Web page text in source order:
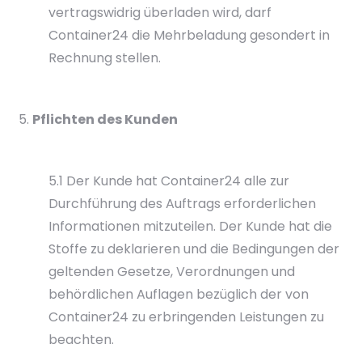
vertragswidrig überladen wird, darf
Container24 die Mehrbeladung gesondert in
Rechnung stellen.
Pflichten des Kunden
5.1 Der Kunde hat Container24 alle zur
Durchführung des Auftrags erforderlichen
Informationen mitzuteilen. Der Kunde hat die
Stoffe zu deklarieren und die Bedingungen der
geltenden Gesetze, Verordnungen und
behördlichen Auflagen bezüglich der von
Container24 zu erbringenden Leistungen zu
beachten.